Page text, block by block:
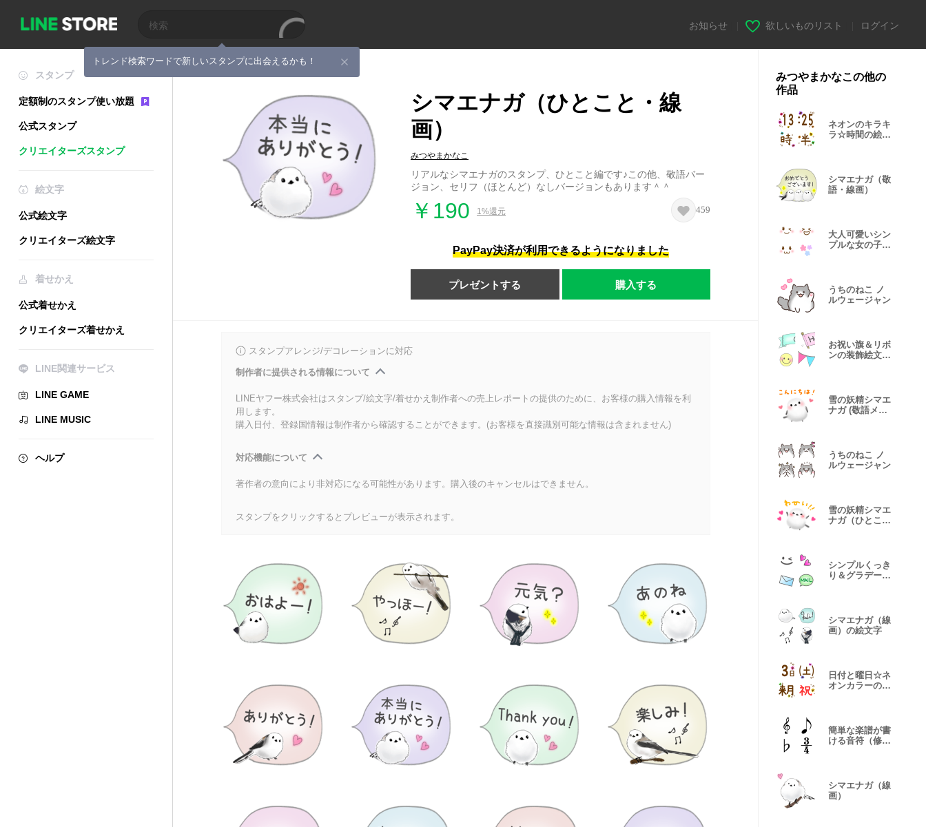
トレンド検索ワードで新しいスタンプに出会えるかも！
お知らせ 欲しいものリスト ログイン
スタンプ
定額制のスタンプ使い放題
公式スタンプ
クリエイターズスタンプ
絵文字
公式絵文字
クリエイターズ絵文字
着せかえ
公式着せかえ
クリエイターズ着せかえ
LINE関連サービス
LINE GAME
LINE MUSIC
ヘルプ
シマエナガ（ひとこと・線
画）
みつやまかなこ
リアルなシマエナガのスタンプ、ひとこと編です♪この他、敬語バー
ジョン、セリフ（ほとんど）なしバージョンもあります＾＾
￥190 1%還元 459
PayPay決済が利用できるようになりました
プレゼントする 購入する
スタンプアレンジ/デコレーションに対応
制作者に提供される情報について
LINEヤフー株式会社はスタンプ/絵文字/着せかえ制作者への売上レポートの提供のために、お客様の購入情報を利
用します。
購入日付、登録国情報は制作者から確認することができます。(お客様を直接識別可能な情報は含まれません)
対応機能について
著作者の意向により非対応になる可能性があります。購入後のキャンセルはできません。
スタンプをクリックするとプレビューが表示されます。
みつやまかなこの他の
作品
ネオンのキラキ
ラ☆時間の絵文
シマエナガ（敬
語・線画）
大人可愛いシン
プルな女の子
うちのねこ ノ
ルウェージャン
お祝い旗＆リボ
ンの装飾絵文字
雪の妖精シマエ
ナガ (敬語メッ
うちのねこ ノ
ルウェージャン
雪の妖精シマエ
ナガ（ひとこと
シンプルくっき
り＆グラデーシ
シマエナガ（線
画）の絵文字
日付と曜日☆ネ
オンカラーのキ
簡単な楽譜が書
ける音符（修正
シマエナガ（線
画）